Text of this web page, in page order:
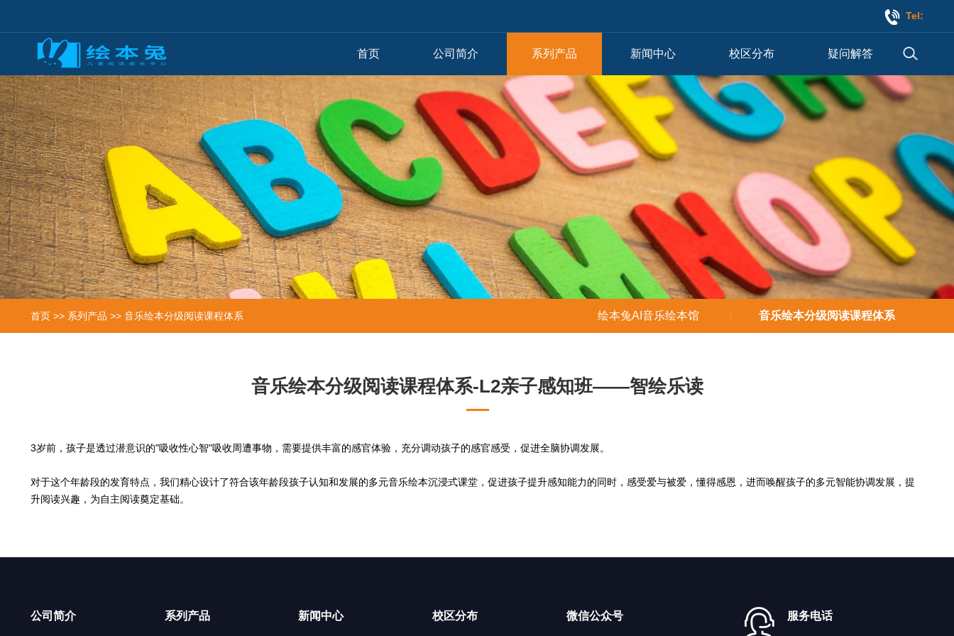
Tel:
首页 公司简介 系列产品 新闻中心 校区分布 疑问解答
首页 >> 系列产品 >> 音乐绘本分级阅读课程体系 绘本兔AI音乐绘本馆 音乐绘本分级阅读课程体系
音乐绘本分级阅读课程体系-L2亲子感知班——智绘乐读
3岁前，孩子是透过潜意识的"吸收性心智"吸收周遭事物，需要提供丰富的感官体验，充分调动孩子的感官感受，促进全脑协调发展。
对于这个年龄段的发育特点，我们精心设计了符合该年龄段孩子认知和发展的多元音乐绘本沉浸式课堂，促进孩子提升感知能力的同时，感受爱与被爱，懂得感恩，进而唤醒孩子的多元智能协调发展，提
升阅读兴趣，为自主阅读奠定基础。
公司简介 系列产品 新闻中心 校区分布 微信公众号 服务电话